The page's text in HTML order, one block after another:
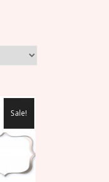
Sale!